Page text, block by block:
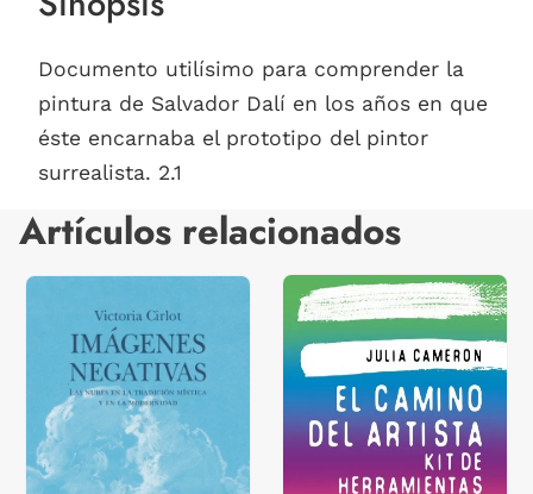
Documento utilísimo para comprender la
pintura de Salvador Dalí en los años en que
éste encarnaba el prototipo del pintor
surrealista. 2.1
Artículos relacionados